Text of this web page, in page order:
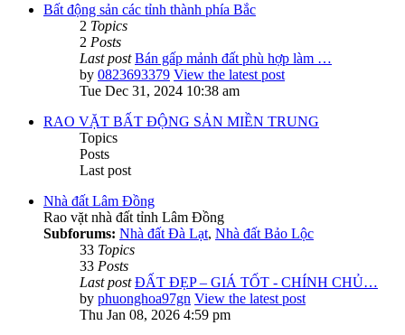
Bất động sản các tỉnh thành phía Bắc
2 Topics
2 Posts
Last post Bán gấp mảnh đất phù hợp làm …
by 0823693379 View the latest post
Tue Dec 31, 2024 10:38 am
RAO VẶT BẤT ĐỘNG SẢN MIỀN TRUNG
Topics
Posts
Last post
Nhà đất Lâm Đồng
Rao vặt nhà đất tỉnh Lâm Đồng
Subforums: Nhà đất Đà Lạt, Nhà đất Bảo Lộc
33 Topics
33 Posts
Last post ĐẤT ĐẸP – GIÁ TỐT - CHÍNH CHỦ…
by phuonghoa97gn View the latest post
Thu Jan 08, 2026 4:59 pm